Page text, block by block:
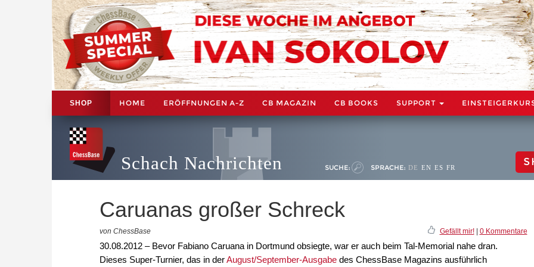
SHOP HOME ERÖFFNUNGEN A-Z CB MAGAZIN CB BOOKS SUPPORT
Schach Nachrichten SUCHE: SPRACHE: DE EN ES FR
Caruanas großer Schreck
von ChessBase Gefällt mir!| 0 Kommentare
30.08.2012 – Bevor Fabiano Caruana in Dortmund obsiegte, war er auch beim Tal-Memorial nahe dran.
Dieses Super-Turnier, das in derAugust/September-Ausgabe des ChessBase Magazins ausführlich